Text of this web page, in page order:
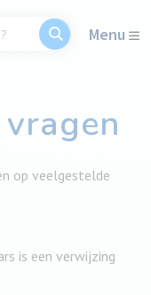
Menu
op veelgestelde
is een verwijzing